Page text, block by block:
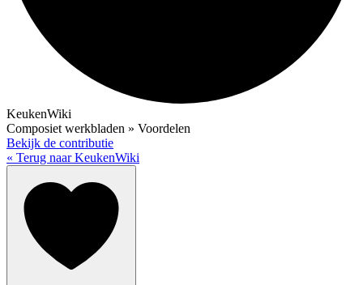
KeukenWiki
Composiet werkbladen » Voordelen
Bekijk de contributie
« Terug naar KeukenWiki